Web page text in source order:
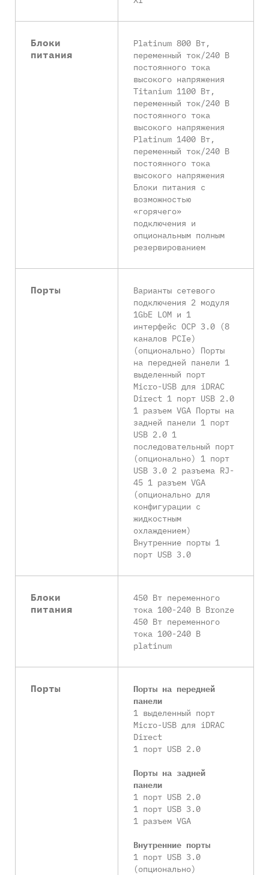
Блоки
питания
Platinum 800 Вт,
переменный ток/240 В
постоянного тока
высокого напряжения
Titanium 1100 Вт,
переменный ток/240 В
постоянного тока
высокого напряжения
Platinum 1400 Вт,
переменный ток/240 В
постоянного тока
высокого напряжения
Блоки питания с
возможностью
«горячего»
подключения и
опциональным полным
резервированием
Порты
Варианты сетевого
подключения 2 модуля
1GbE LOM и 1
интерфейс OCP 3.0 (8
каналов PCIe)
(опционально) Порты
на передней панели 1
выделенный порт
Micro-USB для iDRAC
Direct 1 порт USB 2.0
1 разъем VGA Порты на
задней панели 1 порт
USB 2.0 1
последовательный порт
(опционально) 1 порт
USB 3.0 2 разъема RJ-
45 1 разъем VGA
(опционально для
конфигурации с
жидкостным
охлаждением)
Внутренние порты 1
порт USB 3.0
Блоки
питания
450 Вт переменного
тока 100-240 В Bronze
450 Вт переменного
тока 100-240 В
platinum
Порты
Порты на передней
панели
1 выделенный порт
Micro-USB для iDRAC
Direct
1 порт USB 2.0
Порты на задней
панели
1 порт USB 2.0
1 порт USB 3.0
1 разъем VGA
Внутренние порты
1 порт USB 3.0
(опционально)